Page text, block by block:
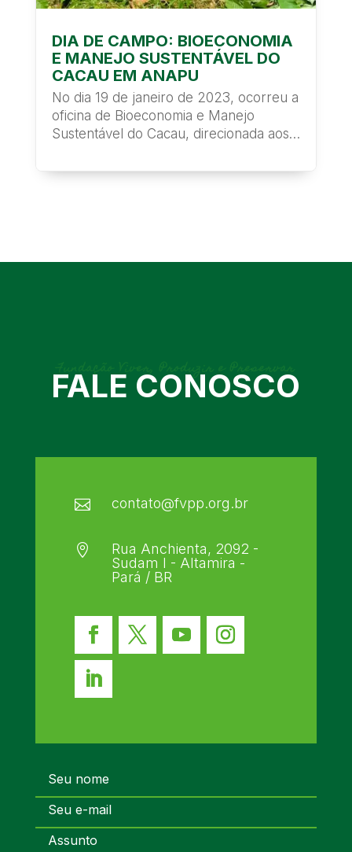
DIA DE CAMPO: BIOECONOMIA
E MANEJO SUSTENTÁVEL DO
CACAU EM ANAPU
No dia 19 de janeiro de 2023, ocorreu a
oficina de Bioeconomia e Manejo
Sustentável do Cacau, direcionada aos
Fundação Viver, Produzir e Preservar
FALE CONOSCO
 contato@fvpp.org.br

Rua Anchienta, 2092 -
Sudam I - Altamira -
Pará / BR